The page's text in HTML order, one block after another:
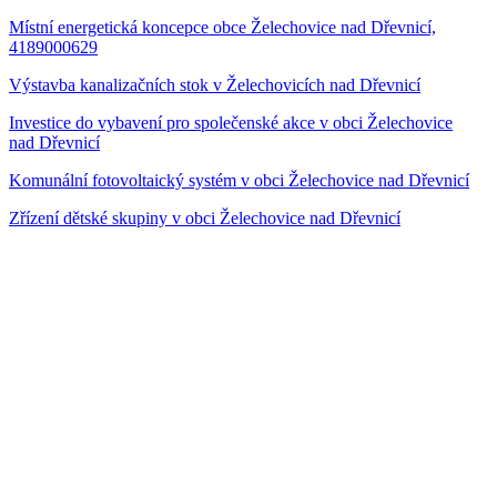
Místní energetická koncepce obce Želechovice nad Dřevnicí,
4189000629
Výstavba kanalizačních stok v Želechovicích nad Dřevnicí
Investice do vybavení pro společenské akce v obci Želechovice
nad Dřevnicí
Komunální fotovoltaický systém v obci Želechovice nad Dřevnicí
Zřízení dětské skupiny v obci Želechovice nad Dřevnicí